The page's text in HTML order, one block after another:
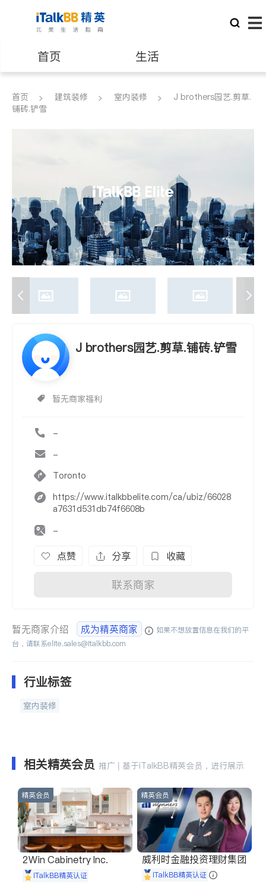
首页 生活
医生 律师
建筑装修
首页 建筑装修 室内装修
J brothers园艺.剪草.
铺砖.铲雪
J brothers园艺.剪草.铺砖.铲雪
暂无商家福利
-
-
Toronto
https://www.italkbbelite.com/ca/ubiz/66028
a7631d531db74f6608b
-
点赞 分享 收藏
联系商家
暂无商家介绍 成为精英商家
如果不想放置信息在我们的平
台，请联系elite.sales@italkbb.com
行业标签
室内装修
相关精英会员 推广 | 基于iTalkBB精英会员，进行展示
精英会员
2Win Cabinetry Inc.
iTalkBB精英认证
精英会员
威利时金融投资理财集团
iTalkBB精英认证